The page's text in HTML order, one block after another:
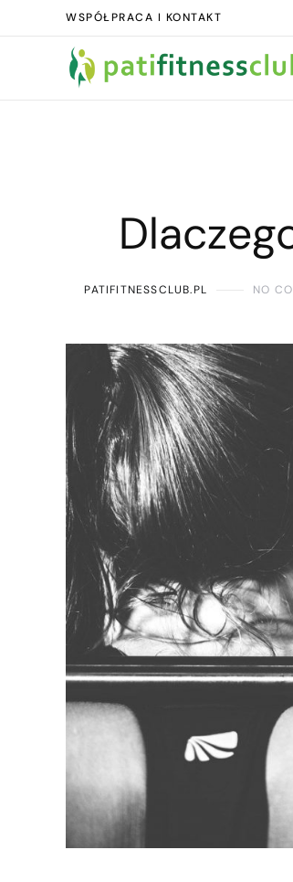
WSPÓŁPRACA I KONTAKT
PATIFITNESSCLUB.PL NO